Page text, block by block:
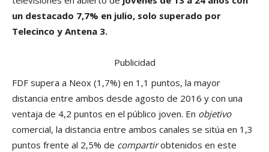
un destacado 7,7% en julio, solo superado por
Telecinco y Antena 3.
Publicidad
FDF supera a Neox (1,7%) en 1,1 puntos, la mayor
distancia entre ambos desde agosto de 2016 y con una
ventaja de 4,2 puntos en el público joven. En objetivo
comercial, la distancia entre ambos canales se sitúa en 1,3
puntos frente al 2,5% de compartirobtenidos en este